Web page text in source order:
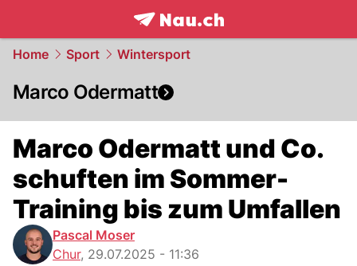
frontpage.NAU.ch
Home Sport Wintersport
Marco Odermatt
Marco Odermatt und Co.
schuften im Sommer-
Training bis zum Umfallen
Pascal Moser
Chur, 29.07.2025 - 11:36